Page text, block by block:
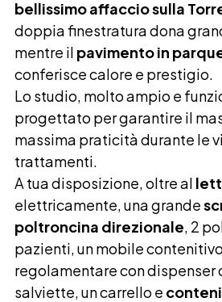
bellissimo affaccio sulla
doppia finestratura dona
mentre il pavimento in
conferiscecalore e prestigio.
Lo studio, molto ampio e
progettato per garantire il
massima praticità durante le
trattamenti.
A tua disposizione, oltre al
elettricamente, una grande
poltroncina direzionale, 2
pazienti, un mobile
regolamentare con dispenser
salviette, un carrello e